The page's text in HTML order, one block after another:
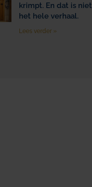
krimpt. En dat is niet
het hele verhaal.
Lees verder »